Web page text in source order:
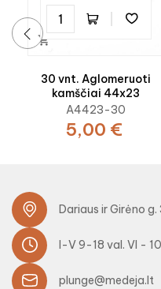

30 vnt. Aglomeruoti
kamščiai 44x23
A4423-30
5,00 €
Dariaus ir Girėno
I-V 9-18 val. VI -
plunge@medeja.lt